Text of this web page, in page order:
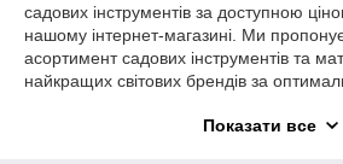
садових інструментів за доступною
нашому інтернет-магазині. Ми
асортимент садових інструментів та
найкращих світових брендів за
оформлення замовлень та доставку
Показати все